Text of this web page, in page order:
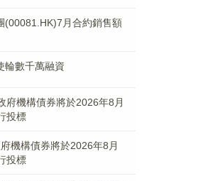
(00081.HK)7月合約銷售額
輪數千萬融資
府機構債券將於2026年8月
投標
機構債券將於2026年8月
投標